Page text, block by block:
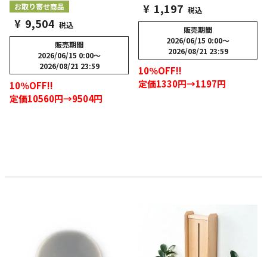
お取り寄せ商品
¥ 9,504 税込
販売期間
2026/06/15 0:00〜
2026/08/21 23:59
10％OFF!!
定価10560円→9504円
¥ 1,197 税込
販売期間
2026/06/15 0:00〜
2026/08/21 23:59
10％OFF!!
定価1330円→1197円